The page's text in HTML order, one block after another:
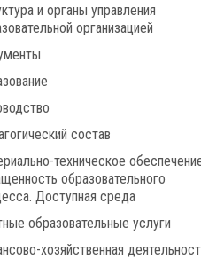
и органы управления
организацией
состав
техническое
образовательного
Доступная среда
образовательные услуги
хозяйственная